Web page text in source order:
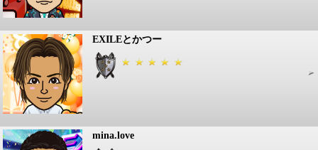
EXILEとかつー
mina.love